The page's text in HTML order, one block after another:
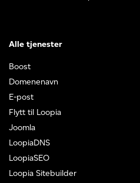
Alle tjenester
Boost
Domenenavn
E-post
Flytt til Loopia
Joomla
LoopiaDNS
LoopiaSEO
Loopia Sitebuilder